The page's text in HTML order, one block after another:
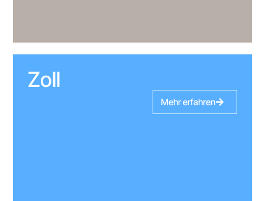
Zoll
Mehr erfahren